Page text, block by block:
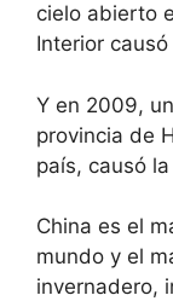
cielo abierto
Interior
Y en 2009,
provincia de
país, causó
China es el
mundo y el
invernadero,